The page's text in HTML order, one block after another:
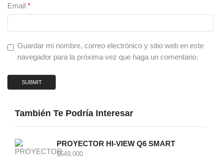
Email *
Guardar mi nombre, correo electrónico y sitio web en este
navegador para la próxima vez que haga un comentario.
También Te Podría Interesar
PROYECTOR HI-VIEW Q6 SMART
$649,000